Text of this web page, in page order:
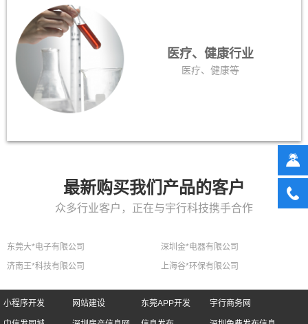
医疗、健康行业
医疗、健康等
最新购买我们产品的客户
众多行业客户，正在与宇行科技携手合作
东莞大*电子有限公司
深圳金*电器有限公司
济南王*科技有限公司
上海谷*环保有限公司
小程序开发 网站建设 东莞APP开发 宇行商务网